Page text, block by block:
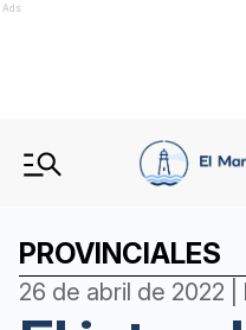
Ads
PROVINCIALES
26 de abril de 2022 |